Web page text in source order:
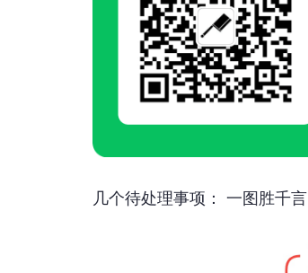
几个待处理事项： 一图胜千言